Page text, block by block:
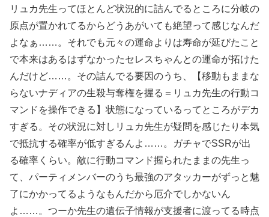
リュカ先生ってほとんど状況的に詰んでるところに分岐の
原点が置かれてるからどうあがいても絶望って感じなんだ
よなぁ……。それでも元々の運命よりは寿命が延びたこと
で本来はあるはずなかったセレスちゃんとの運命が拓けた
んだけど……。その詰んでる要因のうち、【移動もままな
らないナディアの生殺与奪権を握る＝リュカ先生の行動コ
マンドを操作できる】状態になっているってところがデカ
すぎる。その状況に対しリュカ先生が疑問を感じたり本気
で抵抗する確率が低すぎるんよ……。ガチャでSSRが出
る確率くらい。敵に行動コマンド握られたままの先生っ
て、パーティメンバーのうち最強のアタッカーがずっと魅
了にかかってるようなもんだから厄介でしかないん
よ……。つーか先生の遺伝子情報が支援者に渡ってる時点